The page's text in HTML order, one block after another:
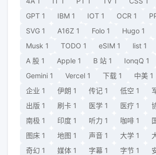
GPT 1 IBM 1 IOT 1 OCR 1
SVG 1 A16Z 1 Folo 1 Hugo 1
Musk 1 TODO 1 eSIM 1 list 1
A 股 1 Apple 1 B 站 1 IonqQ 1
Gemini 1 Vercel 1 下载 1 中美 1
企业 1 伊朗 1 传记 1 低空 1
出版 1 刷卡 1 医学 1 医疗 1
南极 1 印度 1 听力 1 咖啡 1
图床 1 地图 1 声音 1 大学 1
奇幻 1 媒体 1 字幕 1 字节 1